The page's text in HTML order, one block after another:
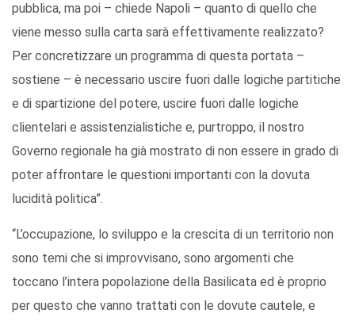
pubblica, ma poi – chiede Napoli – quanto di quello che
viene messo sulla carta sarà effettivamente realizzato?
Per concretizzare un programma di questa portata –
sostiene – è necessario uscire fuori dalle logiche partitiche
e di spartizione del potere, uscire fuori dalle logiche
clientelari e assistenzialistiche e, purtroppo, il nostro
Governo regionale ha già mostrato di non essere in grado di
poter affrontare le questioni importanti con la dovuta
lucidità politica”.
“L’occupazione, lo sviluppo e la crescita di un territorio non
sono temi che si improvvisano, sono argomenti che
toccano l’intera popolazione della Basilicata ed è proprio
per questo che vanno trattati con le dovute cautele, e